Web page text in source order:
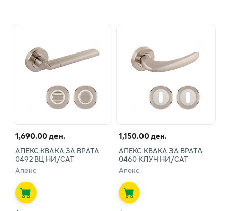
1,690.00 ден.
АПЕКС КВАКА ЗА ВРАТА
0492 ВЦ НИ/САТ
Апекс
1,150.00 ден.
АПЕКС КВАКА ЗА ВРАТА
0460 КЛУЧ НИ/САТ
Апекс